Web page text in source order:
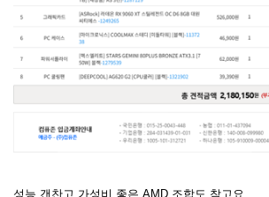
성능 갠찬고 가성비 좋은 AMD 조합도 참고요